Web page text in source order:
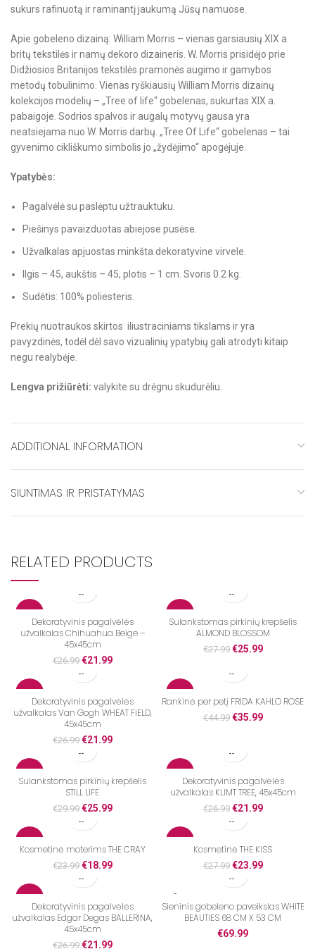
sukurs rafinuotą ir raminantį jaukumą Jūsų namuose.
Apie gobeleno dizainą: William Morris – vienas garsiausių XIX a.
britų tekstilės ir namų dekoro dizaineris. W. Morris prisidėjo prie
Didžiosios Britanijos tekstilės pramonės augimo ir gamybos
metodų tobulinimo. Vienas ryškiausių William Morris dizainų
kolekcijos modelių – „Tree of life“ gobelenas, sukurtas XIX a.
pabaigoje. Sodrios spalvos ir augalų motyvų gausa yra
neatsiejama nuo W. Morris darbų. „Tree Of Life“ gobelenas – tai
gyvenimo cikliškumo simbolis jo „žydėjimo“ apogėjuje.
Ypatybės:
Pagalvėlė su paslėptu užtrauktuku.
Piešinys pavaizduotas abiejose pusėse.
Užvalkalas apjuostas minkšta dekoratyvine virvele.
Ilgis – 45, aukštis – 45, plotis – 1 cm. Svoris 0.2 kg.
Sudėtis: 100% poliesteris.
Prekių nuotraukos skirtos iliustraciniams tikslams ir yra
pavyzdinės, todėl dėl savo vizualinių ypatybių gali atrodyti kitaip
negu realybėje.
Lengva prižiūrėti: valykite su drėgnu skudurėliu.
ADDITIONAL INFORMATION
SIUNTIMAS IR PRISTATYMAS
RELATED PRODUCTS
Dekoratyvinis pagalvėlės
užvalkalas Chihuahua Beige –
45x45cm
€26.99 €21.99
Sulankstomas pirkinių krepšelis
ALMOND BLOSSOM
€27.99 €25.99
Dekoratyvinis pagalvėlės
užvalkalas Van Gogh WHEAT FIELD,
45x45cm
€26.99 €21.99
Rankinė per petį FRIDA KAHLO ROSE
€44.99 €35.99
Sulankstomas pirkinių krepšelis
STILL LIFE
€29.99 €25.99
Dekoratyvinis pagalvėlės
užvalkalas KLIMT TREE, 45x45cm
€26.99 €21.99
Kosmetinė moterims THE CRAY
€23.99 €18.99
Kosmetinė THE KISS
€27.99 €23.99
Dekoratyvinis pagalvėlės
užvalkalas Edgar Degas BALLERINA,
45x45cm
€26.99 €21.99
Sieninis gobeleno paveikslas WHITE
BEAUTIES 68 CM X 53 CM
€69.99